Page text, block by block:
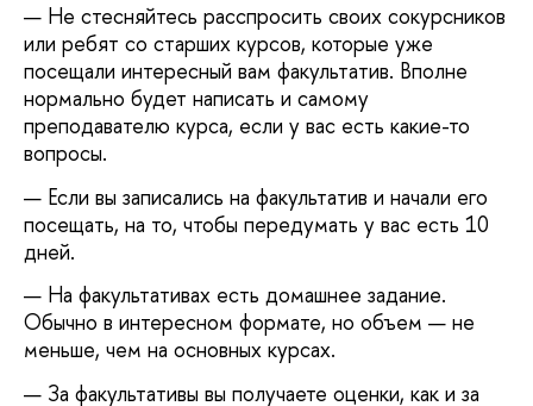
Не стесняйтесь расспросить своих сокурсников
или ребят со старших курсов, которые уже
посещали интересный вам факультатив. Вполне
нормально будет написать и самому
преподавателю курса, если у вас есть какие-то
вопросы.
Если вы записались на факультатив и начали его
посещать, на то, чтобы передумать у вас есть 10
дней.
На факультативах есть домашнее задание.
Обычно в интересном формате, но объем — не
меньше, чем на основных курсах.
За факультативы вы получаете оценки, как и за